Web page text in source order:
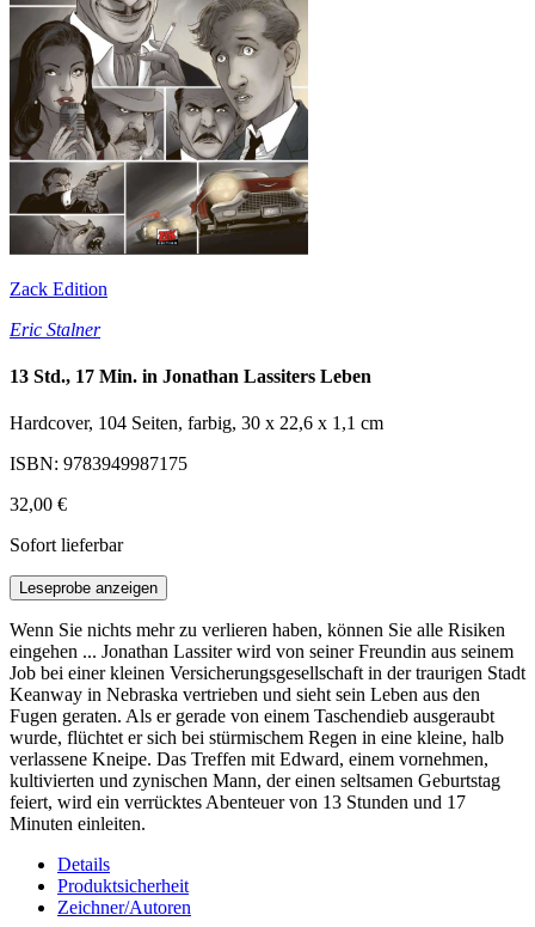
Zack Edition
Eric Stalner
13 Std., 17 Min. in Jonathan Lassiters Leben
Hardcover, 104 Seiten, farbig, 30 x 22,6 x 1,1 cm
ISBN: 9783949987175
32,00 €
Sofort lieferbar
Leseprobe anzeigen
Wenn Sie nichts mehr zu verlieren haben, können Sie alle Risiken
eingehen ... Jonathan Lassiter wird von seiner Freundin aus seinem
Job bei einer kleinen Versicherungsgesellschaft in der traurigen Stadt
Keanway in Nebraska vertrieben und sieht sein Leben aus den
Fugen geraten. Als er gerade von einem Taschendieb ausgeraubt
wurde, flüchtet er sich bei stürmischem Regen in eine kleine, halb
verlassene Kneipe. Das Treffen mit Edward, einem vornehmen,
kultivierten und zynischen Mann, der einen seltsamen Geburtstag
feiert, wird ein verrücktes Abenteuer von 13 Stunden und 17
Minuten einleiten.
Details
Produktsicherheit
Zeichner/Autoren